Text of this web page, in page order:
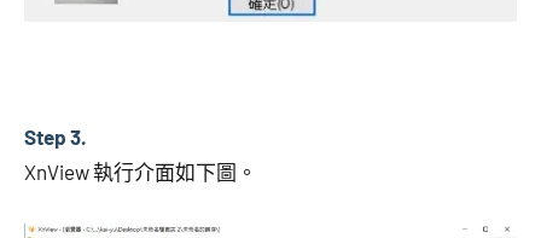
Step 3.
XnView 執行介面如下圖。